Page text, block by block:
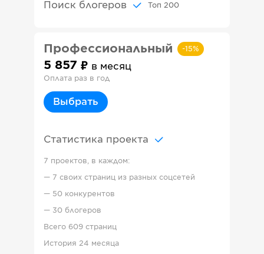
Поиск блогеров Топ 200
Профессиональный -15%
5 857 в месяц
Оплата раз в год
Выбрать
Статистика проекта
7 проектов, в каждом:
— 7 своих страниц из разных соцсетей
— 50 конкурентов
— 30 блогеров
Всего 609 страниц
История 24 месяца